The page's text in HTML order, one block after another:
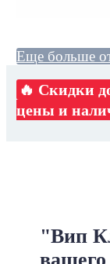
Еще больше
🔥 Скидки
цены и
"Вип